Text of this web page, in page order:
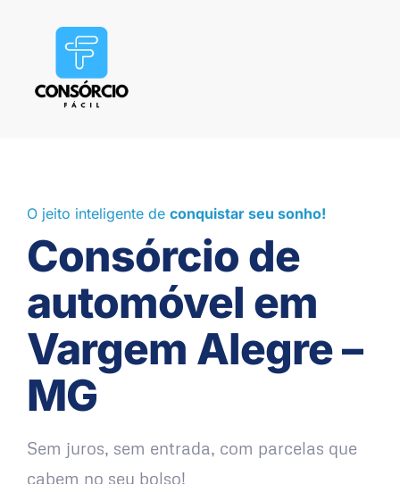
O jeito inteligente de conquistar seu sonho!
Consórcio de
automóvel em
Vargem Alegre –
MG
Sem juros, sem entrada, com parcelas que
cabem no seu bolso!